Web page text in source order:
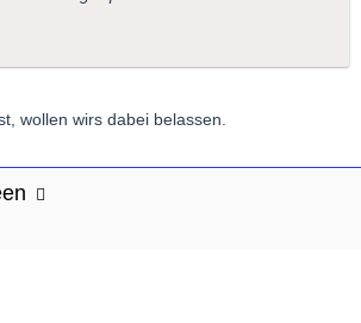
wollen wirs dabei belassen.